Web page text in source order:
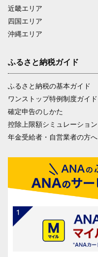
近畿エリア
四国エリア
沖縄エリア
ふるさと納税ガイド
ふるさと納税の基本ガイド
ワンストップ特例制度ガイド
確定申告のしかた
控除上限額シミュレーション
年金受給者・自営業者の方へ